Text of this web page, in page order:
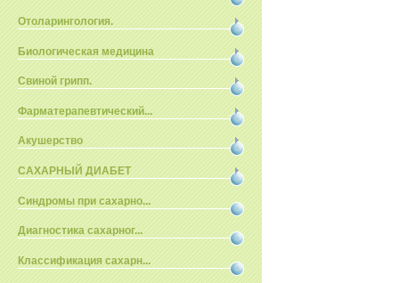
Отоларингология.
Биологическая медицина
Свиной грипп.
Фарматерапевтический...
Акушерство
САХАРНЫЙ ДИАБЕТ
Синдромы при сахарно...
Диагностика сахарног...
Классификация сахарн...